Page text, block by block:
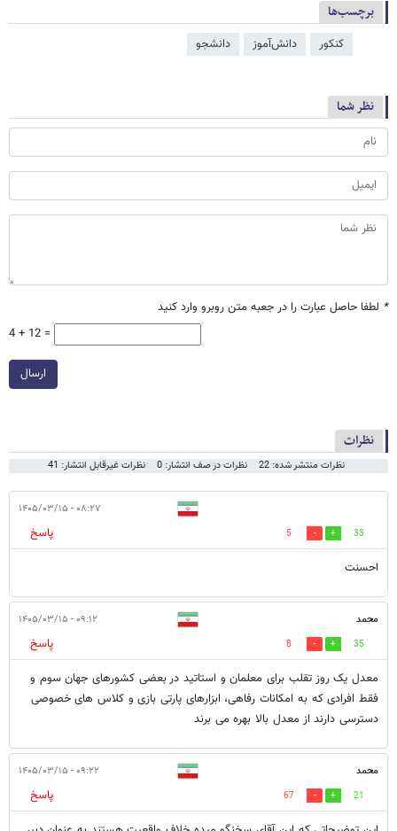
برچسب‌ها
کنکور دانش‌آموز دانشجو
نظر شما
* لطفا حاصل عبارت را در جعبه متن روبرو وارد کنید
4 + 12 =
ارسال
نظرات
نظرات منتشر شده: 22 نظرات در صف انتشار: 0 نظرات غیرقابل انتشار: 41
۰۸:۲۷ - ۱۴۰۵/۰۳/۱۵
33
5
پاسخ
احسنت
محمد ۰۹:۱۲ - ۱۴۰۵/۰۳/۱۵
35
8
پاسخ
معدل یک روز تقلب برای معلمان و استاتید در بعضی کشورهای جهان سوم و
فقط افرادی که به امکانات رفاهی، ابزارهای پارتی بازی و کلاس های خصوصی
دسترسی دارند از معدل بالا بهره می برند
محمد ۰۹:۲۲ - ۱۴۰۵/۰۳/۱۵
21
67
پاسخ